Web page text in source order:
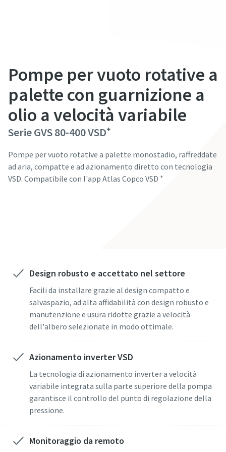
Pompe per vuoto rotative a
palette con guarnizione a
olio a velocità variabile
Serie GVS 80-400 VSD⁺
Pompe per vuoto rotative a palette monostadio, raffreddate
ad aria, compatte e ad azionamento diretto con tecnologia
VSD. Compatibile con l'app Atlas Copco VSD +
Design robusto e accettato nel settore
Facili da installare grazie al design compatto e
salvaspazio, ad alta affidabilità con design robusto e
manutenzione e usura ridotte grazie a velocità
dell'albero selezionate in modo ottimale.
Azionamento inverter VSD
La tecnologia di azionamento inverter a velocità
variabile integrata sulla parte superiore della pompa
garantisce il controllo del punto di regolazione della
pressione.
Monitoraggio da remoto
E-mail
Ulteriori informazioni
Via
Città
Richiesta
Eventuali domande o richieste
E-mail
Ulteriori informazioni
Via
Città
Richiesta
Eventuali domande o richieste
E-mail
Ulteriori informazioni
Via
Città
Richiesta
Eventuali domande o richieste
E-mail
Ulteriori informazioni
Via
Città
Richiesta
Eventuali domande o richieste
E-mail
Ulteriori informazioni
Via
Città
Richiesta
Eventuali domande o richieste